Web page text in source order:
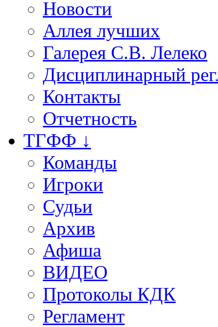
Новости
Аллея лучших
Галерея С.В. Лелеко
Дисциплинарный
Контакты
Отчетность
ТГФФ ↓
Команды
Игроки
Судьи
Архив
Афиша
ВИДЕО
Протоколы КДК
Регламент